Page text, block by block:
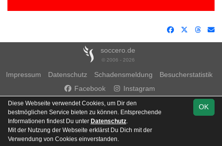
Team
soccero.de
© 2006 - 2026
Impressum Datenschutz Schadensmeldung
Besucherstatistik
Facebook
Instagram
OK
Diese Webseite verwendet Cookies, um Dir den
bestmöglichen Service bieten zu können. Entsprechende
Informationen findest Du unter Datenschutz.
Mit der Nutzung der Webseite erklärst Du Dich mit der
Verwendung von Cookies einverstanden.